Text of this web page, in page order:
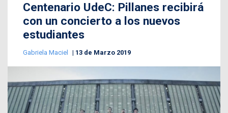
Centenario UdeC: Pillanes recibirá
con un concierto a los nuevos
estudiantes
Gabriela Maciel 13 de Marzo 2019